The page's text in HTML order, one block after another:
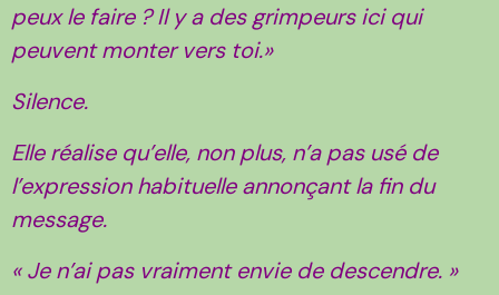
peux le faire ? Il y a des grimpeurs ici qui
peuvent monter vers toi.»
Silence.
Elle réalise qu’elle, non plus, n’a pas usé de
l’expression habituelle annonçant la fin du
message.
« Je n’ai pas vraiment envie de descendre. »